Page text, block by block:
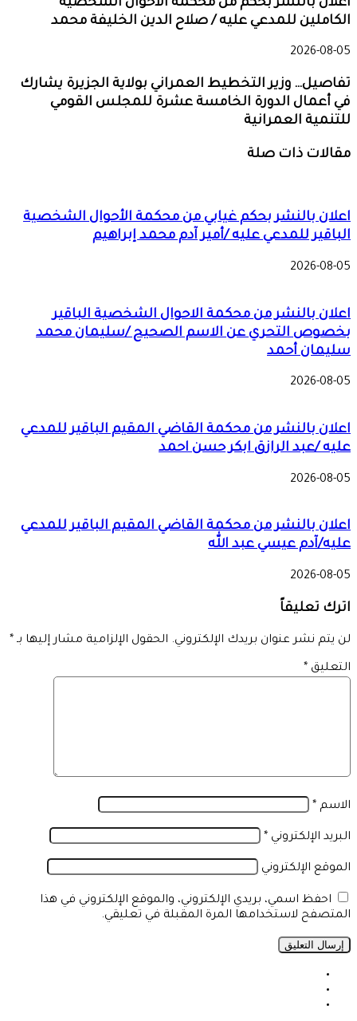
اعلان بالنشر بحكم من محكمة الأحوال الشخصية
الكاملين للمدعي عليه / صلاح الدين الخليفة محمد
2026-08-05
تفاصيل… وزير التخطيط العمراني بولاية الجزيرة يشارك
في أعمال الدورة الخامسة عشرة للمجلس القومي
للتنمية العمرانية
مقالات ذات صلة
اعلان بالنشر بحكم غيابي من محكمة الأحوال الشخصية
الباقير للمدعي عليه /أمير آدم محمد إبراهيم
2026-08-05
اعلان بالنشر من محكمة الاحوال الشخصية الباقير
بخصوص التحري عن الاسم الصحيح /سليمان محمد
سليمان أحمد
2026-08-05
اعلان بالنشر من محكمة القاضي المقيم الباقير للمدعي
عليه /عبد الرازق ابكر حسن احمد
2026-08-05
اعلان بالنشر من محكمة القاضي المقيم الباقير للمدعي
عليه/آدم عيسي عبد الله
2026-08-05
اترك تعليقاً
لن يتم نشر عنوان بريدك الإلكتروني. الحقول الإلزامية مشار إليها بـ *
التعليق *
الاسم *
البريد الإلكتروني *
الموقع الإلكتروني
احفظ اسمي، بريدي الإلكتروني، والموقع الإلكتروني في هذا
المتصفح لاستخدامها المرة المقبلة في تعليقي.